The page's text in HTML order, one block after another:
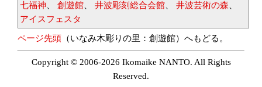
七福神、 創遊館、 井波彫刻総合会館、 井波芸術の森、
アイスフェスタ
ページ先頭 （いなみ木彫りの里：創遊館）へもどる。
Copyright © 2006-2026 Ikomaike NANTO. All Rights
Reserved.